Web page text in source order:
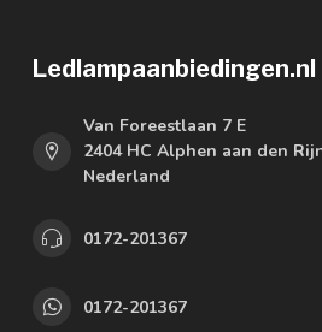
Ledlampaanbiedingen.nl
Van Foreestlaan 7 E
2404 HC Alphen aan den
Nederland
0172-201367
0172-201367